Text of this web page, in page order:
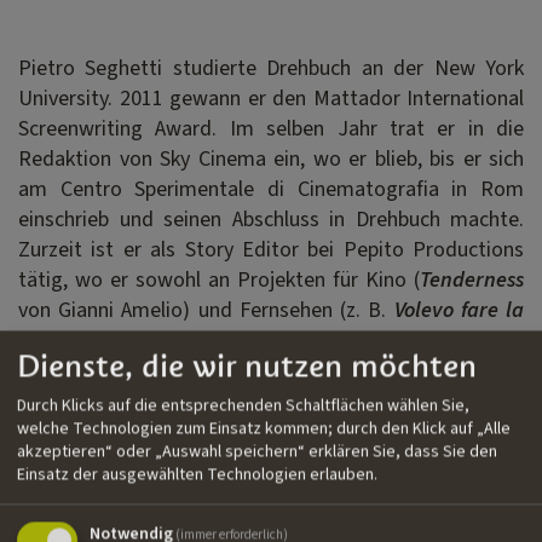
Pietro Seghetti studierte Drehbuch an der New York
University. 2011 gewann er den Mattador International
Screenwriting Award. Im selben Jahr trat er in die
Redaktion von Sky Cinema ein, wo er blieb, bis er sich
am Centro Sperimentale di Cinematografia in Rom
einschrieb und seinen Abschluss in Drehbuch machte.
Zurzeit ist er als Story Editor bei Pepito Productions
tätig, wo er sowohl an Projekten für Kino (Tenderness
von Gianni Amelio) und Fernsehen (z. B. Volevo fare la
rockstarvon Matteo Oleotto) beteiligt ist. Pietro
arbeitet außerdem an verschiedenen Projekten für
Indigo Film. Er ist sowohl als Drehbuchautor als auch als
Story Editor tätig (entweder bei den Dreharbeiten oder
in der Postproduktion) und entwickelt derzeit zwei
Fernsehsendungen.
Dienste, die wir nutzen möchten
Durch Klicks auf die entsprechenden Schaltflächen wählen Sie,
welche Technologien zum Einsatz kommen; durch den Klick auf „Alle
akzeptieren“ oder „Auswahl speichern“ erklären Sie, dass Sie den
Einsatz der ausgewählten Technologien erlauben.
Notwendig (immer erforderlich)